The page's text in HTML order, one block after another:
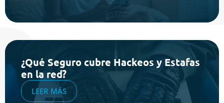
¿Qué Seguro cubre Hackeos y Estafas
en la red?
LEER MÁS